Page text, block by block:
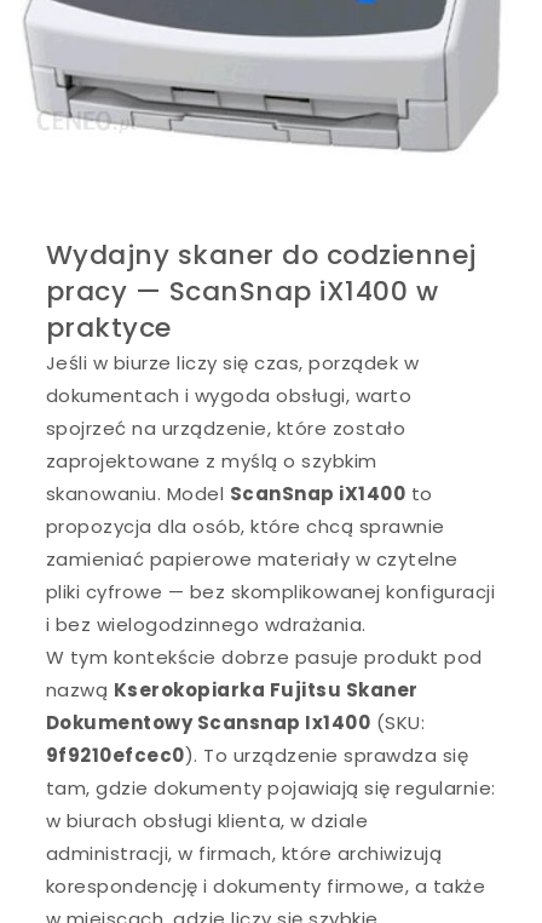
Wydajny skaner do codziennej
pracy — ScanSnap iX1400 w
praktyce
Jeśli w biurze liczy się czas, porządek w
dokumentach i wygoda obsługi, warto
spojrzeć na urządzenie, które zostało
zaprojektowane z myślą o szybkim
skanowaniu. Model ScanSnap iX1400 to
propozycja dla osób, które chcą sprawnie
zamieniać papierowe materiały w czytelne
pliki cyfrowe — bez skomplikowanej konfiguracji
i bez wielogodzinnego wdrażania.
W tym kontekście dobrze pasuje produkt pod
nazwą Kserokopiarka Fujitsu Skaner
Dokumentowy Scansnap Ix1400 (SKU:
9f9210efcec0). To urządzenie sprawdza się
tam, gdzie dokumenty pojawiają się regularnie:
w biurach obsługi klienta, w dziale
administracji, w firmach, które archiwizują
korespondencję i dokumenty firmowe, a także